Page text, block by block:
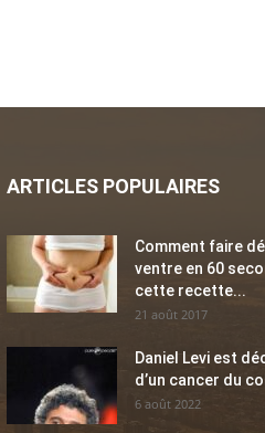
ARTICLES POPULAIRES
Comment faire
ventre en 60
cette recette...
21 août 2017
Daniel Levi est
d’un cancer du
6 août 2022